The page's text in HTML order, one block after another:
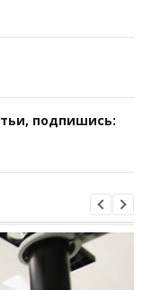
подпишись: